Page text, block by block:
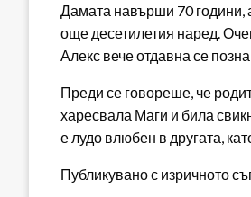
Дамата навърши 70 години,
още десетилетия наред.
Алекс вече отдавна се
Преди се говореше, че
харесвала Маги и била
е лудо влюбен в другата,
Публикувано с изричното